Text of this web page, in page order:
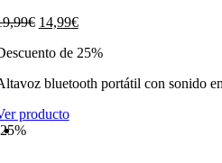
€ El
original
19,99€.
14,99€El
actual
14,99€.
de 25%
bluetooth portátil con sonido
producto